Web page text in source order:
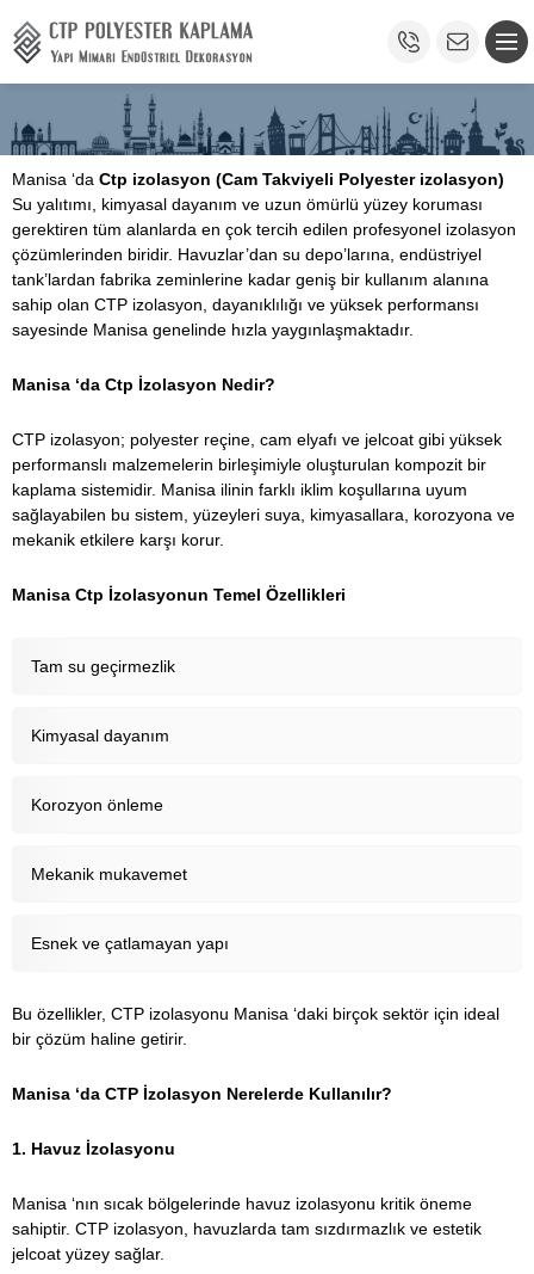
Manisa ‘da Ctp izolasyon (Cam Takviyeli Polyester izolasyon)
Su yalıtımı, kimyasal dayanım ve uzun ömürlü yüzey koruması
gerektiren tüm alanlarda en çok tercih edilen profesyonel izolasyon
çözümlerinden biridir. Havuzlar’dan su depo’larına, endüstriyel
tank’lardan fabrika zeminlerine kadar geniş bir kullanım alanına
sahip olan CTP izolasyon, dayanıklılığı ve yüksek performansı
sayesinde Manisa genelinde hızla yaygınlaşmaktadır.
Manisa ‘da Ctp İzolasyon Nedir?
CTP izolasyon; polyester reçine, cam elyafı ve jelcoat gibi yüksek
performanslı malzemelerin birleşimiyle oluşturulan kompozit bir
kaplama sistemidir. Manisa ilinin farklı iklim koşullarına uyum
sağlayabilen bu sistem, yüzeyleri suya, kimyasallara, korozyona ve
mekanik etkilere karşı korur.
Manisa Ctp İzolasyonun Temel Özellikleri
Tam su geçirmezlik
Kimyasal dayanım
Korozyon önleme
Mekanik mukavemet
Esnek ve çatlamayan yapı
Bu özellikler, CTP izolasyonu Manisa ‘daki birçok sektör için ideal
bir çözüm haline getirir.
Manisa ‘da CTP İzolasyon Nerelerde Kullanılır?
1. Havuz İzolasyonu
Manisa ‘nın sıcak bölgelerinde havuz izolasyonu kritik öneme
sahiptir. CTP izolasyon, havuzlarda tam sızdırmazlık ve estetik
jelcoat yüzey sağlar.